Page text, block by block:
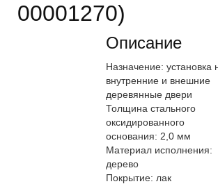
00001270)
Описание
Назначение: установка
внутренние и внешние
деревянные двери
Толщина стального
оксидированного
основания: 2,0 мм
Материал исполнения:
дерево
Покрытие: лак